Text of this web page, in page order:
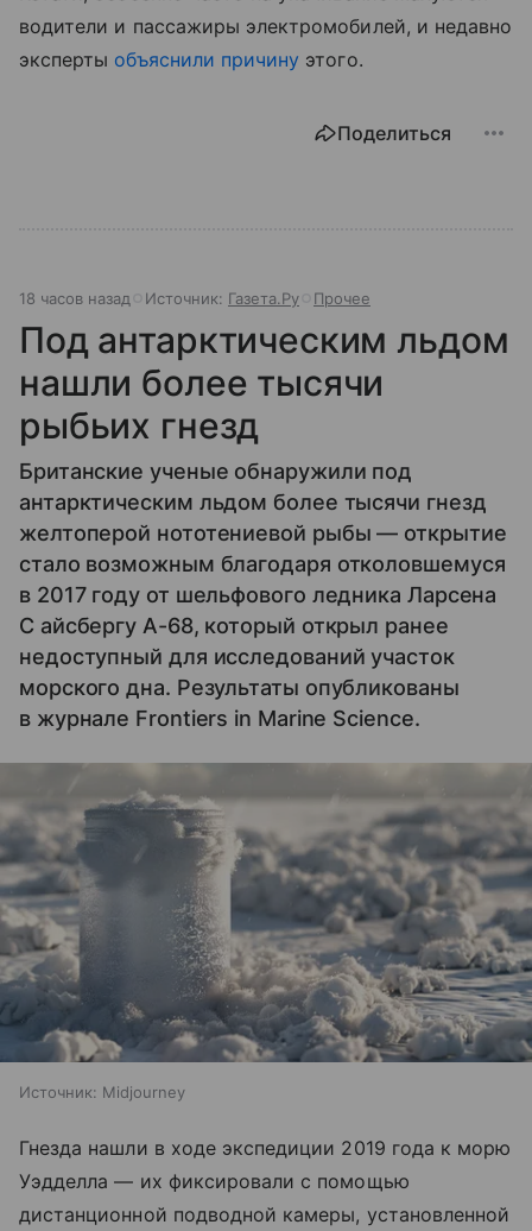
водители и пассажиры электромобилей, и недавно
эксперты объяснили причину этого.
Поделиться
18 часов назад Источник: Газета.Ру Прочее
Под антарктическим льдом
нашли более тысячи
рыбьих гнезд
Британские ученые обнаружили под
антарктическим льдом более тысячи гнезд
желтоперой нототениевой рыбы — открытие
стало возможным благодаря отколовшемуся
в 2017 году от шельфового ледника Ларсена
C айсбергу А-68, который открыл ранее
недоступный для исследований участок
морского дна. Результаты опубликованы
в журнале Frontiers in Marine Science.
Источник: Midjourney
Гнезда нашли в ходе экспедиции 2019 года к морю
Уэдделла — их фиксировали с помощью
дистанционной подводной камеры, установленной